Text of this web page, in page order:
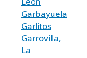
Garbayuela
Garlitos
Garrovilla,
La